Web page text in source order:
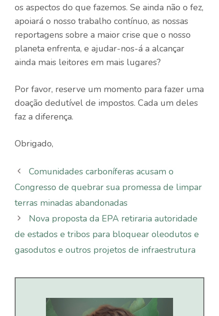
os aspectos do que fazemos. Se ainda não o fez,
apoiará o nosso trabalho contínuo, as nossas
reportagens sobre a maior crise que o nosso
planeta enfrenta, e ajudar-nos-á a alcançar
ainda mais leitores em mais lugares?
Por favor, reserve um momento para fazer uma
doação dedutível de impostos. Cada um deles
faz a diferença.
Obrigado,
Comunidades carboníferas acusam o
Congresso de quebrar sua promessa de limpar
terras minadas abandonadas
Nova proposta da EPA retiraria autoridade
de estados e tribos para bloquear oleodutos e
gasodutos e outros projetos de infraestrutura